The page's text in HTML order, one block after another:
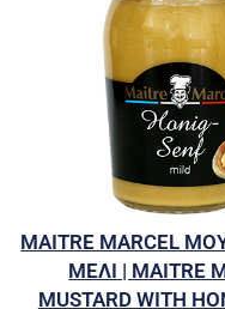
MAITRE MARCEL
ΜΕΛΙ | MAITRE
MUSTARD WITH